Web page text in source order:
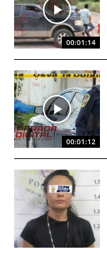
00:01:14
00:01:12